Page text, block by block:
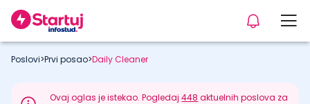
Poslovi>Prvi posao>Daily Cleaner
Ovaj oglas je istekao. Pogledaj448 aktuelnih poslova za